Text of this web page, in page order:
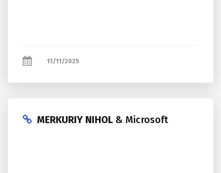
11/11/2025
MERKURIY NIHOL & Microsoft